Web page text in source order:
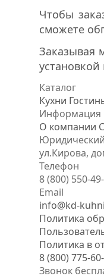
Чтобы
сможете
Заказывая
Каталог
Кухни
Информация
О компании
ул.Кирова,
Телефон
8 (800) 550-
Email
info@kd-
Политика
Политика в
8 (800) 775-
Звонок